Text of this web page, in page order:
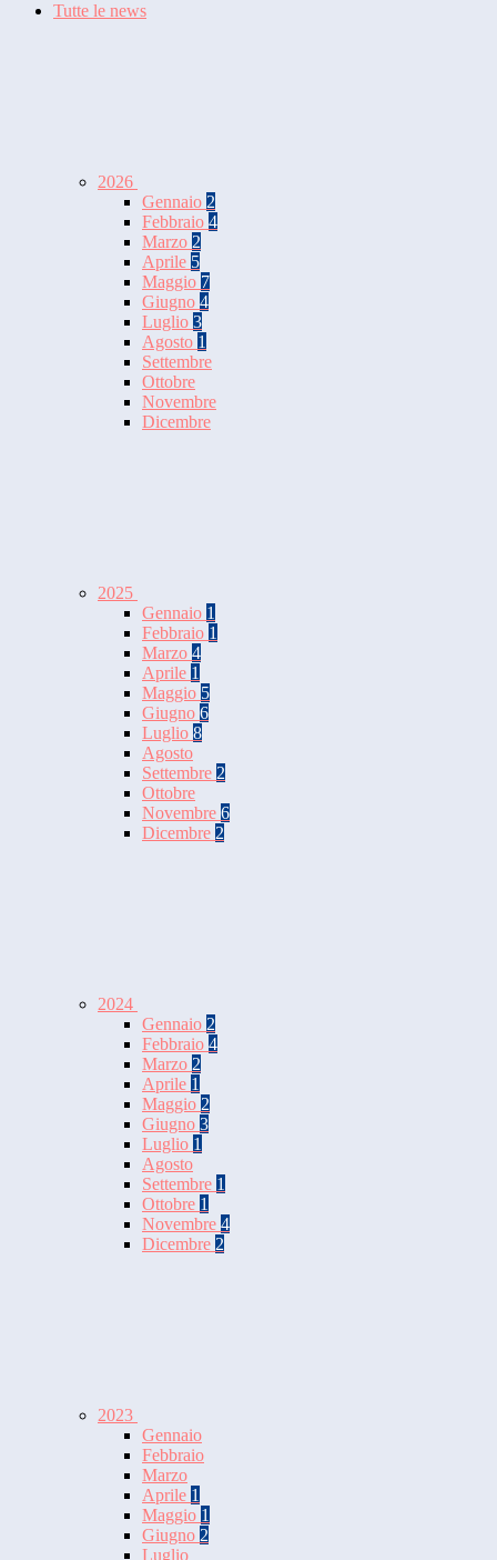
Tutte le news
2026
Gennaio 2
Febbraio 4
Marzo 2
Aprile 5
Maggio 7
Giugno 4
Luglio 3
Agosto 1
Settembre
Ottobre
Novembre
Dicembre
2025
Gennaio 1
Febbraio 1
Marzo 4
Aprile 1
Maggio 5
Giugno 6
Luglio 8
Agosto
Settembre 2
Ottobre
Novembre 6
Dicembre 2
2024
Gennaio 2
Febbraio 4
Marzo 2
Aprile 1
Maggio 2
Giugno 3
Luglio 1
Agosto
Settembre 1
Ottobre 1
Novembre 4
Dicembre 2
2023
Gennaio
Febbraio
Marzo
Aprile 1
Maggio 1
Giugno 2
Luglio